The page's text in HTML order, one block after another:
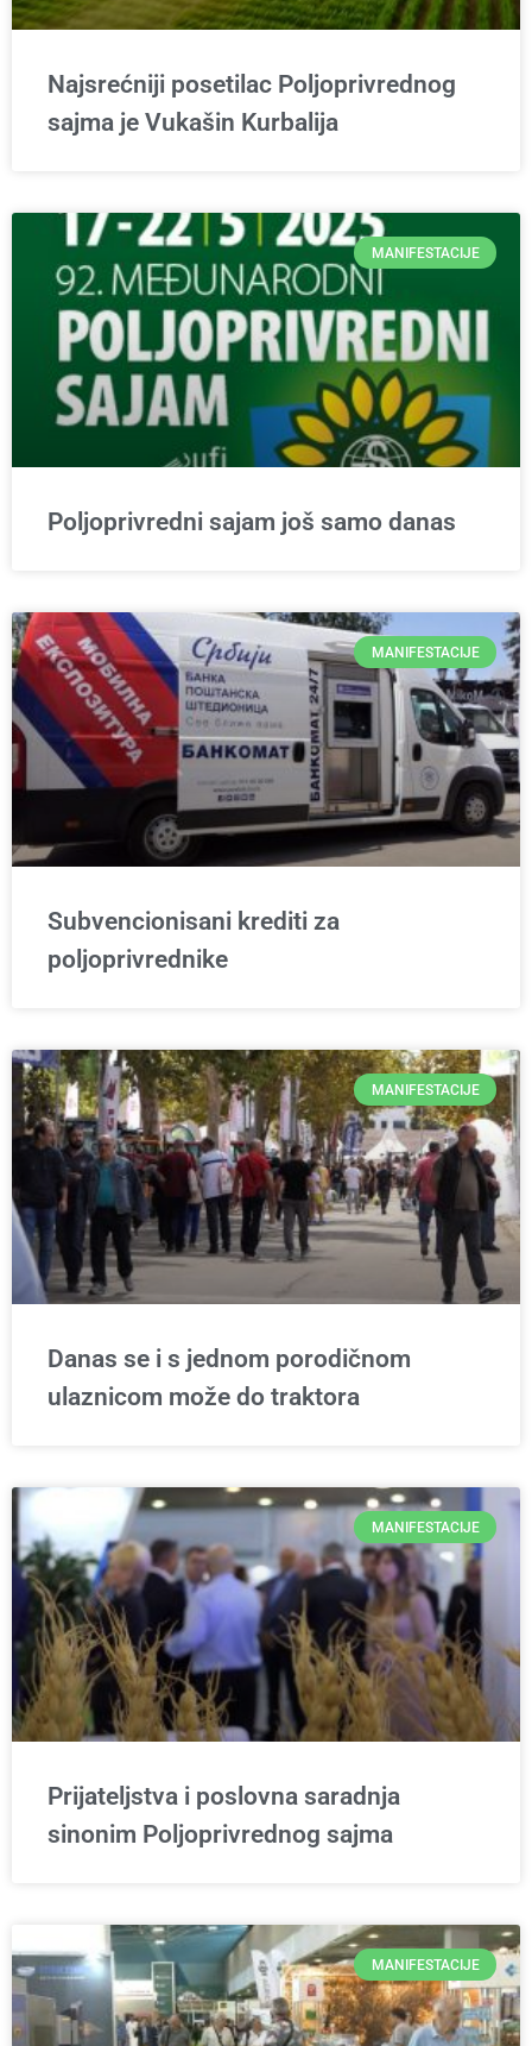
Najsrećniji posetilac Poljoprivrednog
sajma je Vukašin Kurbalija
MANIFESTACIJE
Poljoprivredni sajam još samo danas
MANIFESTACIJE
Subvencionisani krediti za
poljoprivrednike
MANIFESTACIJE
Danas se i s jednom porodičnom
ulaznicom može do traktora
MANIFESTACIJE
Prijateljstva i poslovna saradnja
sinonim Poljoprivrednog sajma
MANIFESTACIJE